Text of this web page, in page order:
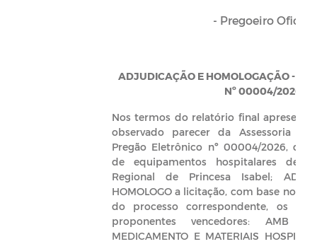
- Pregoeiro Oficial
ADJUDICAÇÃO E HOMOLOGAÇÃO -
Nº 00004/2026
Nos termos do relatório final
observado parecer da Assessoria
Pregão Eletrônico nº 00004/2026, que
de equipamentos hospitalares
Regional de Princesa Isabel;
HOMOLOGO a licitação, com base nos
do processo correspondente, os
proponentes vencedores: AMB
MEDICAMENTO E MATERIAIS